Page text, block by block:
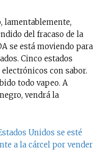
and
in your email.
SUBSCRIBIRSE
lamentablemente,
del fracaso de la
se está moviendo para
Cinco estados
con sabor.
todo vapeo. A
vendrá la
Unidos se esté
a la cárcel por vender